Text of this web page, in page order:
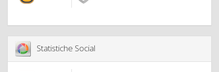
Statistiche Social